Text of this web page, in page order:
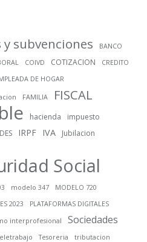
y subvenciones BANCO
COIVD COTIZACION CREDITO
DE HOGAR
FAMILIA FISCAL
hacienda
impuesto
IRPF IVA Jubilacion
Social
modelo 347
MODELO 720
2023
PLATAFORMAS DIGITALES
interprofesional Sociedades
Tesoreria
tributacion